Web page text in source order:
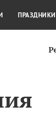
КУЛЬТУРА
ПРАЗДНИКИ